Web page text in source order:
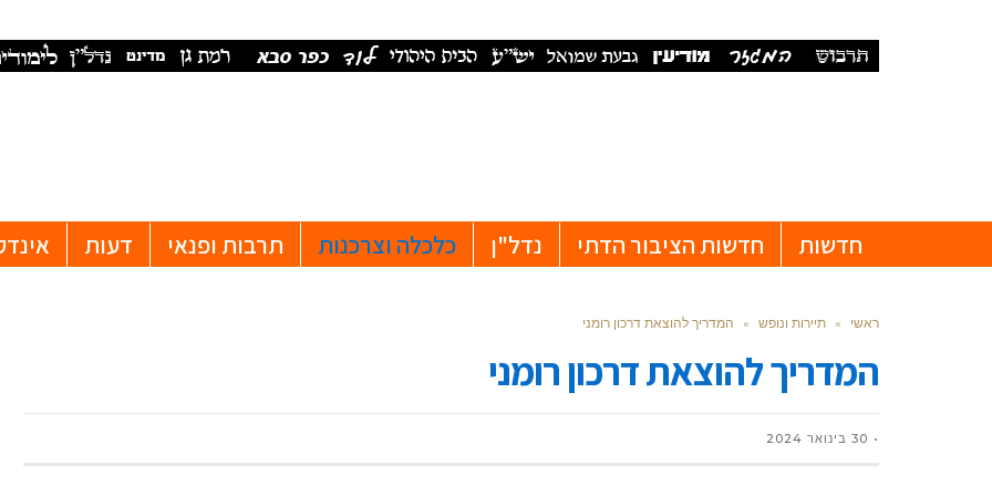
חדשות חדשות הציבור הדתי נדל"ן כלכלה וצרכנות תרבות ופנאי דעות
ראשי » תיירות ונופש » המדריך להוצאת דרכון רומני
המדריך להוצאת דרכון רומני
30 בינואר 2024